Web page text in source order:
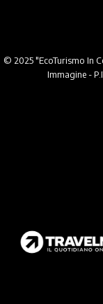
© 2025 "EcoTurismo In
Immagine -